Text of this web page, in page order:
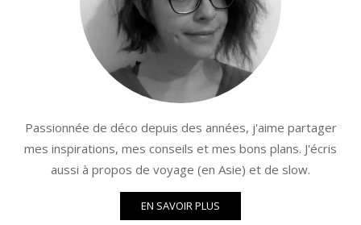
Passionnée de déco depuis des années, j'aime partager
mes inspirations, mes conseils et mes bons plans. J'écris
aussi à propos de voyage (en Asie) et de slow.
EN SAVOIR PLUS